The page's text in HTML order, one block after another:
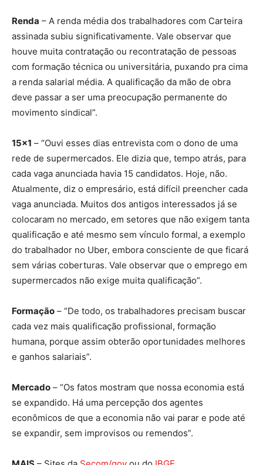
Renda – A renda média dos trabalhadores com Carteira
assinada subiu significativamente. Vale observar que
houve muita contratação ou recontratação de pessoas
com formação técnica ou universitária, puxando pra cima
a renda salarial média. A qualificação da mão de obra
deve passar a ser uma preocupação permanente do
movimento sindical”.
15×1 – “Ouvi esses dias entrevista com o dono de uma
rede de supermercados. Ele dizia que, tempo atrás, para
cada vaga anunciada havia 15 candidatos. Hoje, não.
Atualmente, diz o empresário, está difícil preencher cada
vaga anunciada. Muitos dos antigos interessados já se
colocaram no mercado, em setores que não exigem tanta
qualificação e até mesmo sem vínculo formal, a exemplo
do trabalhador no Uber, embora consciente de que ficará
sem várias coberturas. Vale observar que o emprego em
supermercados não exige muita qualificação”.
Formação – “De todo, os trabalhadores precisam buscar
cada vez mais qualificação profissional, formação
humana, porque assim obterão oportunidades melhores
e ganhos salariais”.
Mercado – “Os fatos mostram que nossa economia está
se expandido. Há uma percepção dos agentes
econômicos de que a economia não vai parar e pode até
se expandir, sem improvisos ou remendos”.